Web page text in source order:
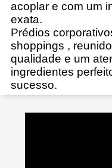
acoplar e com um
exata.
Prédios
shoppings ,
qualidade e um
ingredientes
sucesso.